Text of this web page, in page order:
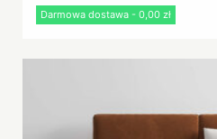
Darmowa dostawa - 0,00 zł